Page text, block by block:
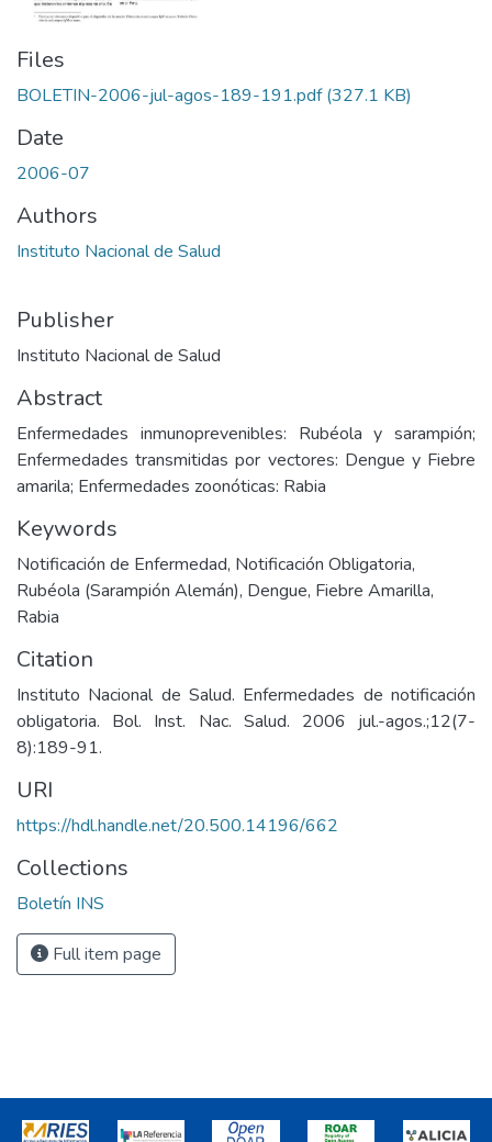
Files
BOLETIN-2006-jul-agos-189-191.pdf(327.1 KB)
Date
2006-07
Authors
Instituto Nacional de Salud
Publisher
Instituto Nacional de Salud
Abstract
Enfermedades inmunoprevenibles: Rubéola y sarampión;
Enfermedades transmitidas por vectores: Dengue y Fiebre
amarila; Enfermedades zoonóticas: Rabia
Keywords
Notificación de Enfermedad, Notificación Obligatoria,
Rubéola (Sarampión Alemán), Dengue, Fiebre Amarilla,
Rabia
Citation
Instituto Nacional de Salud. Enfermedades de notificación
obligatoria. Bol. Inst. Nac. Salud. 2006 jul.-agos.;12(7-
8):189-91.
URI
https://hdl.handle.net/20.500.14196/662
Collections
Boletín INS
Full item page